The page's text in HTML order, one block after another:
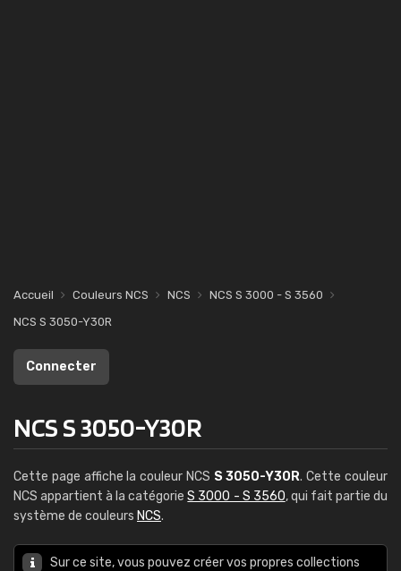
Accueil Couleurs NCS NCS
NCS S 3000 - S 3560
NCS S 3050-Y30R
Connecter
NCS S 3050-Y30R
Cette page affiche la couleur NCS S 3050-Y30R. Cette couleur
NCS appartient à la catégorieS 3000 - S 3560, qui fait partie du
système de couleurs NCS.
Sur ce site, vous pouvez créer vos propres collections